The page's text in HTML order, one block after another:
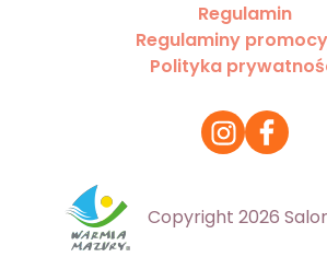
Regulamin
Regulaminy
Polityka
Copyright 2026